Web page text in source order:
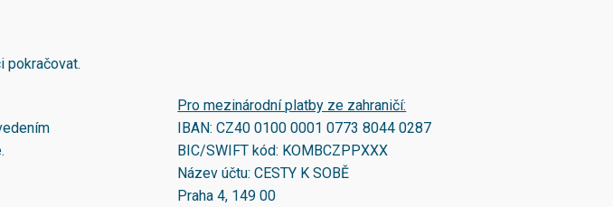
pokračovat.
Pro mezinárodní platby ze zahraničí:
IBAN:CZ40 0100 0001 0773 8044 0287
BIC/SWIFT kód: KOMBCZPPXXX
Název účtu: CESTY K SOBĚ
Praha 4, 149 00